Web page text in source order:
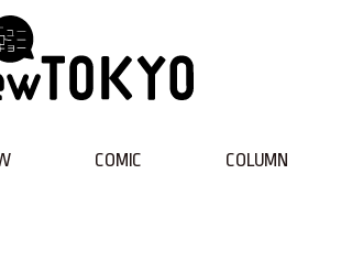
COMIC COLUMN